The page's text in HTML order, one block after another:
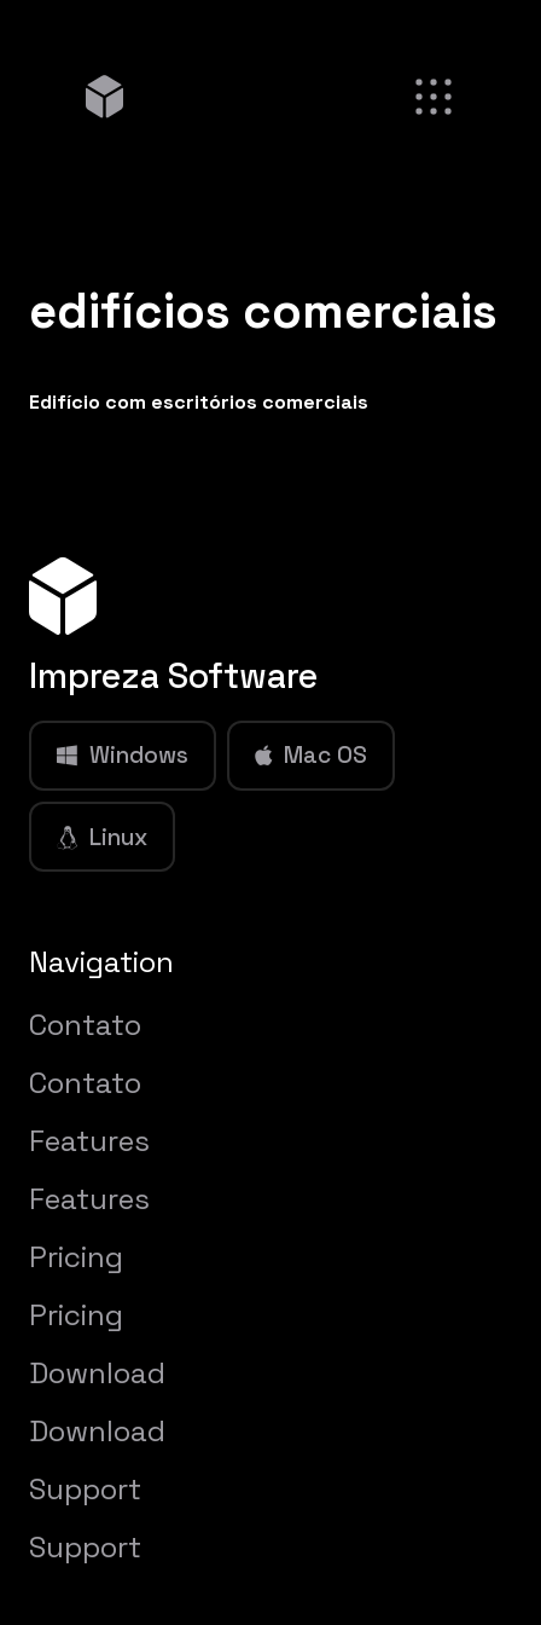
edifícios comerciais
Edifício com escritórios comerciais
Impreza Software
Windows Mac OS
Linux
Navigation
Contato
Contato
Features
Features
Pricing
Pricing
Download
Download
Support
Support